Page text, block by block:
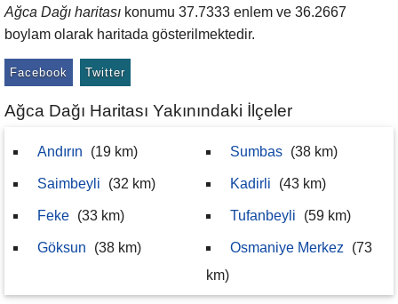
Ağca Dağı haritası konumu 37.7333 enlem ve 36.2667
boylam olarak haritada gösterilmektedir.
Facebook Twitter
Ağca Dağı Haritası Yakınındaki İlçeler
Andırın (19 km)
Saimbeyli (32 km)
Feke (33 km)
Göksun (38 km)
Sumbas (38 km)
Kadirli (43 km)
Tufanbeyli (59 km)
Osmaniye Merkez
(73
km)